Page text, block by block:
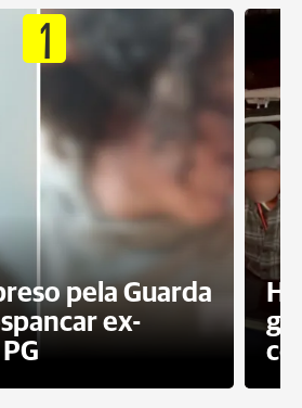
1
pela Guarda
ex-